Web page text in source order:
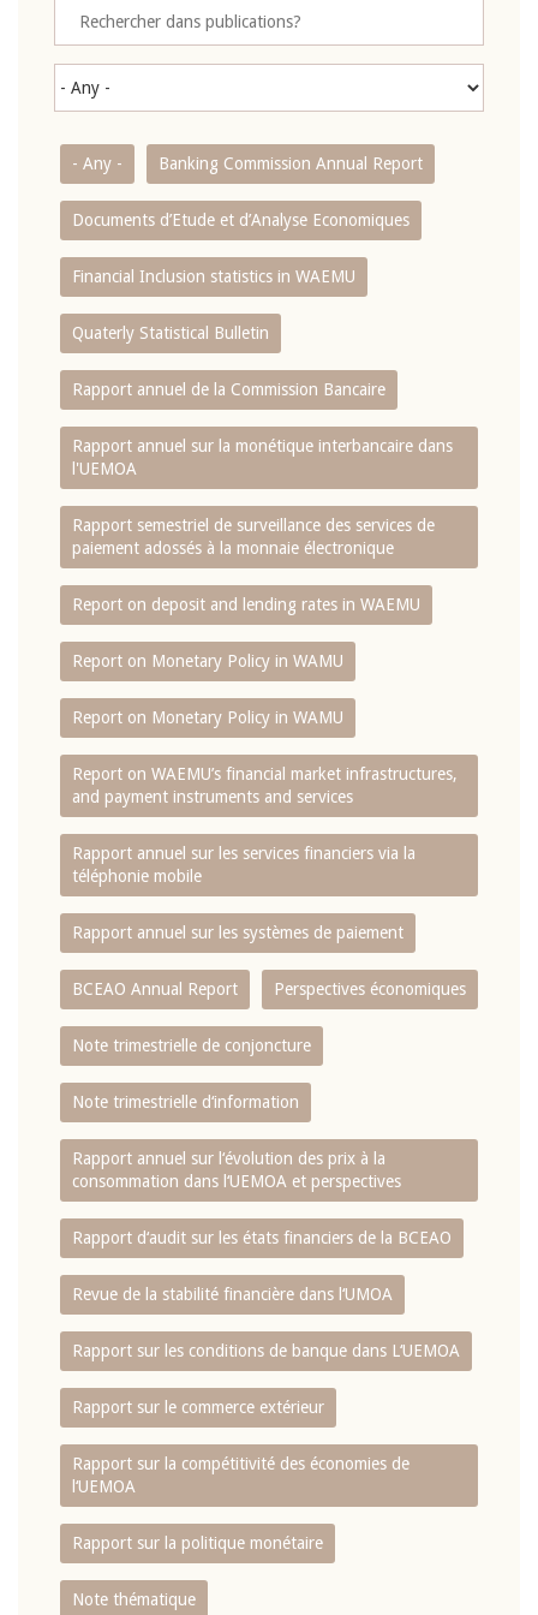
- Any - Banking Commission Annual Report
Documents d’Etude et d’Analyse Economiques
Financial Inclusion statistics in WAEMU
Quaterly Statistical Bulletin
Rapport annuel de la Commission Bancaire
Rapport annuel sur la monétique interbancaire dans
l'UEMOA
Rapport semestriel de surveillance des services de
paiement adossés à la monnaie électronique
Report on deposit and lending rates in WAEMU
Report on Monetary Policy in WAMU
Report on Monetary Policy in WAMU
Report on WAEMU’s financial market infrastructures,
and payment instruments and services
Rapport annuel sur les services financiers via la
téléphonie mobile
Rapport annuel sur les systèmes de paiement
BCEAO Annual Report Perspectives économiques
Note trimestrielle de conjoncture
Note trimestrielle d‘information
Rapport annuel sur l‘évolution des prix à la
consommation dans l‘UEMOA et perspectives
Rapport d‘audit sur les états financiers de la BCEAO
Revue de la stabilité financière dans l‘UMOA
Rapport sur les conditions de banque dans L‘UEMOA
Rapport sur le commerce extérieur
Rapport sur la compétitivité des économies de
l‘UEMOA
Rapport sur la politique monétaire
Note thématique